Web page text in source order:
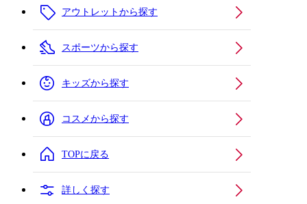
アウトレットから探す
スポーツから探す
キッズから探す
コスメから探す
TOPに戻る
詳しく探す